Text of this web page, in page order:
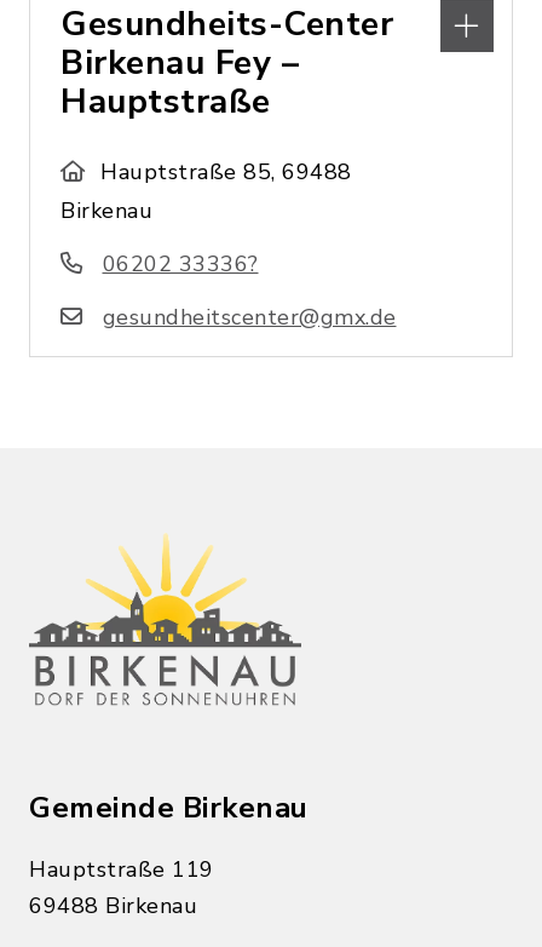
Gesundheits-Center
Birkenau Fey –
Hauptstraße
Hauptstraße 85, 69488
Birkenau
06202 33336?
gesundheitscenter@gmx.de
Gemeinde Birkenau
Hauptstraße 119
69488 Birkenau